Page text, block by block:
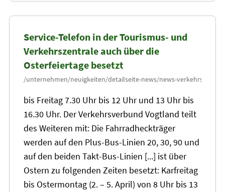
Service-Telefon in der Tourismus- und
Verkehrszentrale auch über die
Osterfeiertage besetzt
bis Freitag 7.30 Uhr bis 12 Uhr und 13 Uhr bis
16.30 Uhr. Der Verkehrsverbund Vogtland teilt
des Weiteren mit: Die Fahrradheckträger
werden auf den Plus-Bus-Linien 20, 30, 90 und
auf den beiden Takt-Bus-Linien [...] ist über
Ostern zu folgenden Zeiten besetzt: Karfreitag
bis Ostermontag (2. – 5. April) von 8 Uhr bis 13